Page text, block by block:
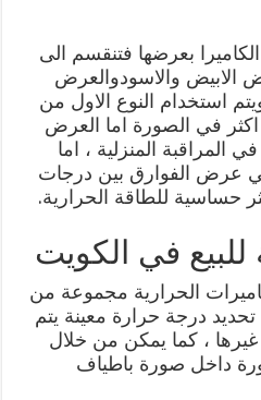
بعرضها فتنقسم الى
الابيض والاسودوالعرض
استخدام النوع الاول من
في الصورة اما العرض
المراقبة المنزلية ، اما
الفوارق بين درجات
حساسية للطاقة الحرارية.
في الكويت
الحرارية مجموعة من
درجة حرارة معينة يتم
، كما يمكن من خلال
داخل صورة باطياف